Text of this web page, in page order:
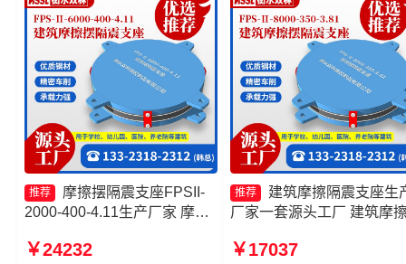
推荐
摩擦摆隔震支座FPSII-
2000-400-4.11生产厂家 摩擦
座 摩擦摆减隔震球型支座厂家
￥24232
推荐
建筑摩擦隔震支座生
厂家一套源头工厂 建筑摩
隔震支座FJZQZ9000GD
￥17037